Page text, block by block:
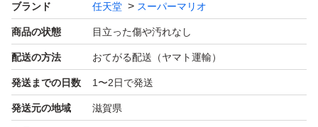
ブランド 任天堂 スーパーマリオ
商品の状態 目立った傷や汚れなし
配送の方法 おてがる配送（ヤマト運輸）
発送までの日数 1〜2日で発送
発送元の地域 滋賀県